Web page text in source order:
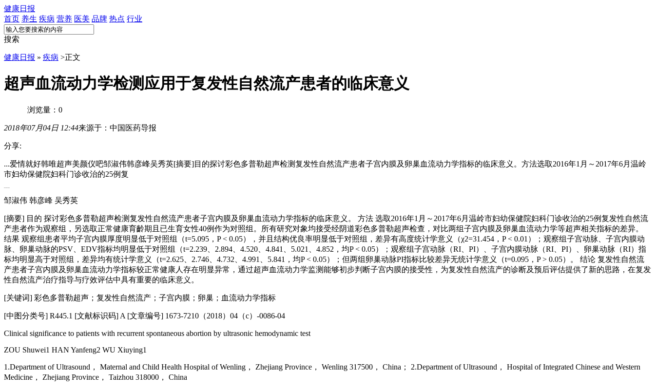
健康日报
首页 养生 疾病 营养 医美 品牌 热点 行业
搜索
健康日报 » 疾病 >正文
超声血流动力学检测应用于复发性自然流产患者的临床意义
浏览量：0
2018年07月04日 12:44来源于：中国医药导报
分享:
...爱情就好韩唯超声美颜仪吧邹淑伟韩彦峰吴秀英[摘要]目的探讨彩色多普勒超声检测复发性自然流产患者子宫内膜及卵巢血流动力学指标的临床意义。方法选取2016年1月～2017年6月温岭
市妇幼保健院妇科门诊收治的25例复
邹淑伟 韩彦峰 吴秀英
[摘要] 目的 探讨彩色多普勒超声检测复发性自然流产患者子宫内膜及卵巢血流动力学指标的临床意义。 方法 选取2016年1月～2017年6月温岭市妇幼保健院妇科门诊收治的25例复发性自然流
产患者作为观察组，另选取正常健康育齡期且已生育女性40例作为对照组。所有研究对象均接受经阴道彩色多普勒超声检查，对比两组子宫内膜及卵巢血流动力学等超声相关指标的差异。
结果 观察组患者平均子宫内膜厚度明显低于对照组（t=5.095，P < 0.05），并且结构优良率明显低于对照组，差异有高度统计学意义（χ2=31.454，P < 0.01）；观察组子宫动脉、子宫内膜动
脉、卵巢动脉的PSV、EDV指标均明显低于对照组（t=2.239、2.894、4.520、4.841、5.021、4.852，均P < 0.05）；观察组子宫动脉（RI、PI）、子宫内膜动脉（RI、PI）、卵巢动脉（RI）指
标均明显高于对照组，差异均有统计学意义（t=2.625、2.746、4.732、4.991、5.841，均P < 0.05）；但两组卵巢动脉PI指标比较差异无统计学意义（t=0.095，P > 0.05）。 结论 复发性自然流
产患者子宫内膜及卵巢血流动力学指标较正常健康人存在明显异常，通过超声血流动力学监测能够初步判断子宫内膜的接受性，为复发性自然流产的诊断及预后评估提供了新的思路，在复发
性自然流产治疗指导与疗效评估中具有重要的临床意义。
[关键词] 彩色多普勒超声；复发性自然流产；子宫内膜；卵巢；血流动力学指标
[中图分类号] R445.1 [文献标识码] A [文章编号] 1673-7210（2018）04（c）-0086-04
Clinical significance to patients with recurrent spontaneous abortion by ultrasonic hemodynamic test
ZOU Shuwei1 HAN Yanfeng2 WU Xiuying1
1.Department of Ultrasound， Maternal and Child Health Hospital of Wenling， Zhejiang Province， Wenling 317500， China； 2.Department of Ultrasound， Hospital of Integrated Chinese and Western
Medicine， Zhejiang Province， Taizhou 318000， China